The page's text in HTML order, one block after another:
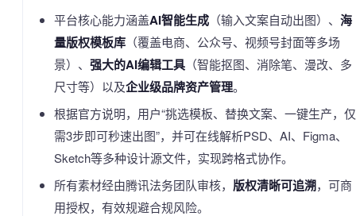
平台核心能力涵盖AI智能生成（输入文案自动出图）、 海
量版权模板库（覆盖电商、公众号、视频号封面等多场
景）、 强大的AI编辑工具（智能抠图、消除笔、漫改、多
尺寸等）以及企业级品牌资产管理。
根据官方说明，用户“挑选模板、替换文案、一键生产，仅
需3步即可秒速出图”，并可在线解析PSD、AI、Figma、
Sketch等多种设计源文件，实现跨格式协作。
所有素材经由腾讯法务团队审核， 版权清晰可追溯，可商
用授权，有效规避合规风险。